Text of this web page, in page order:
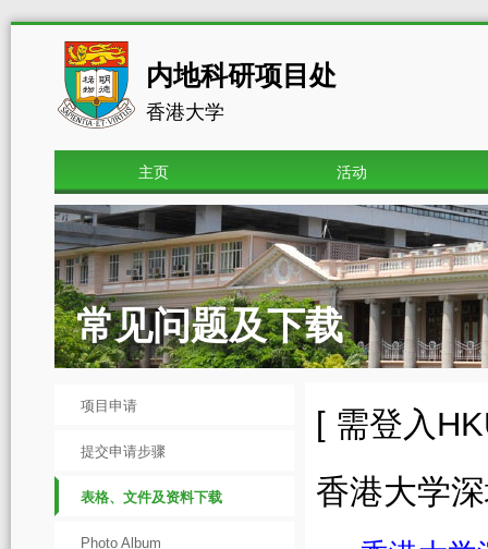
内地科研项目处
香港大学
主页 活动
常见问题及下载
项目申请
提交申请步骤
表格、文件及资料下载
Photo Album
[ 需登入
香港大学